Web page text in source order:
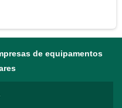
de equipamentos